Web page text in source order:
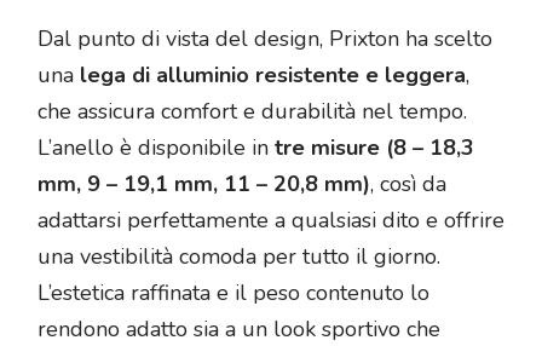
Dal punto di vista del design, Prixton ha scelto
una lega di alluminio resistente e leggera,
che assicura comfort e durabilità nel tempo.
L’anello è disponibile in tre misure (8 – 18,3
mm, 9 – 19,1 mm, 11 – 20,8 mm), così da
adattarsi perfettamente a qualsiasi dito e offrire
una vestibilità comoda per tutto il giorno.
L’estetica raffinata e il peso contenuto lo
rendono adatto sia a un look sportivo che